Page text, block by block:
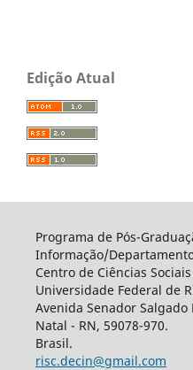
Edição Atual
Programa de Pós-
Informação/
Centro de Ciências
Universidade Federal de
Avenida Senador Salgado
Natal - RN, 59078-970.
Brasil.
risc.decin@gmail.com